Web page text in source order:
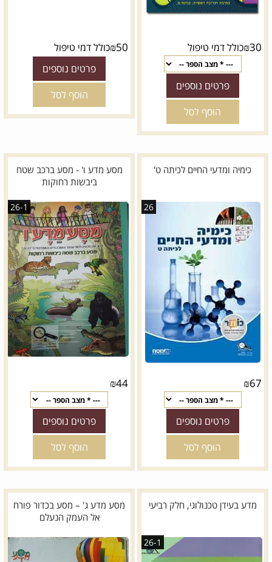
₪30 כולל דמי טיפול
פרטים נוספים
הוסף לסל
₪50 כולל דמי טיפול
פרטים נוספים
הוסף לסל
כימיה ומדעי החיים לכיתה ט'
26
₪67
פרטים נוספים
הוסף לסל
מסע מדע ו' - מסע ברכב שטח
ביבשות רחוקות
26-1
₪44
פרטים נוספים
הוסף לסל
מדע בעידן טכנולוגי, חלק רביעי
26-1
מסע מדע ג' – מסע בכדור פורח
אל העמק הנעלם